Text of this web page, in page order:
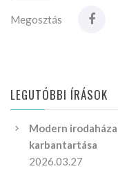
Megosztás
LEGUTÓBBI ÍRÁSOK
Modern
karbantartása
2026.03.27